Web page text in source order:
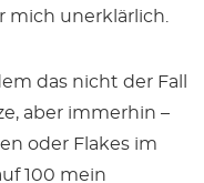
mich unerklärlich.
das nicht der Fall
aber immerhin –
oder Flakes im
100 mein